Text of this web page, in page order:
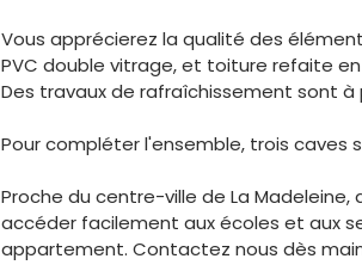
Vous apprécierez la qualité des
PVC double vitrage, et toiture refaite en
Des travaux de rafraîchissement sont
Pour compléter l'ensemble, trois caves
Proche du centre-ville de La
accéder facilement aux écoles et aux
appartement. Contactez nous dès